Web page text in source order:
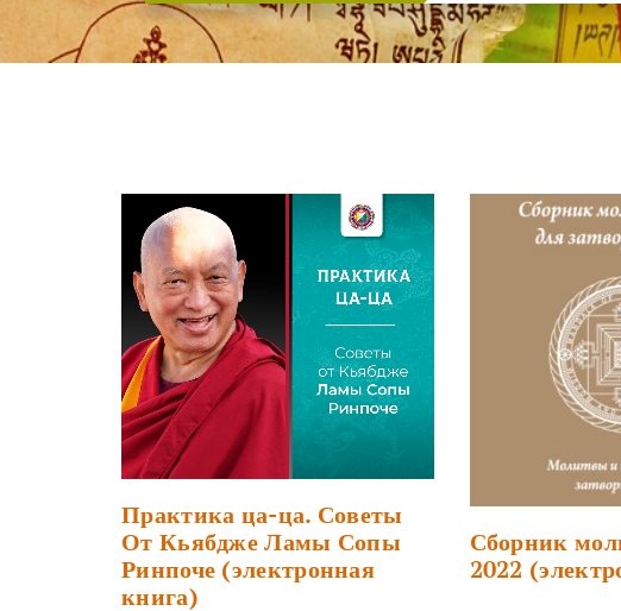
Практика ца-ца. Советы
От Кьябдже Ламы Сопы
Ринпоче (электронная
книга)
Сборник
2022